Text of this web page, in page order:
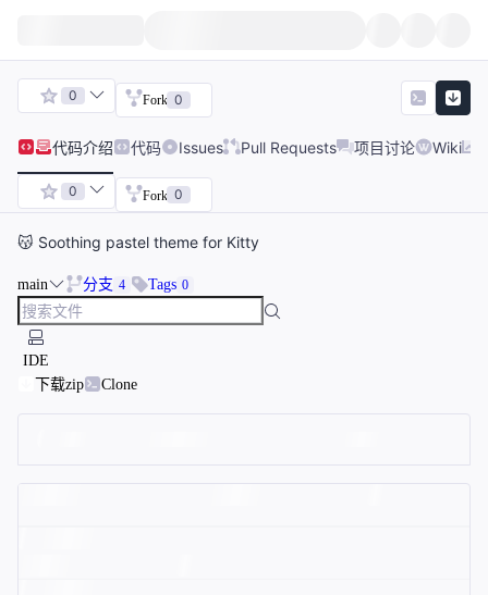
0 Fork 0
代码介绍 代码 Issues Pull Requests 项目讨论 Wiki
0 Fork 0
😽 Soothing pastel theme for Kitty
main 分支 4 Tags 0
IDE
下载zip
Clone